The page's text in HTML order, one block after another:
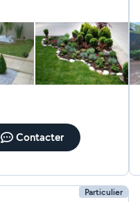
Contacter
Particulier